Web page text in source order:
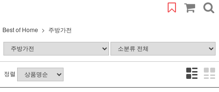
Best of Home 주방가전
정렬